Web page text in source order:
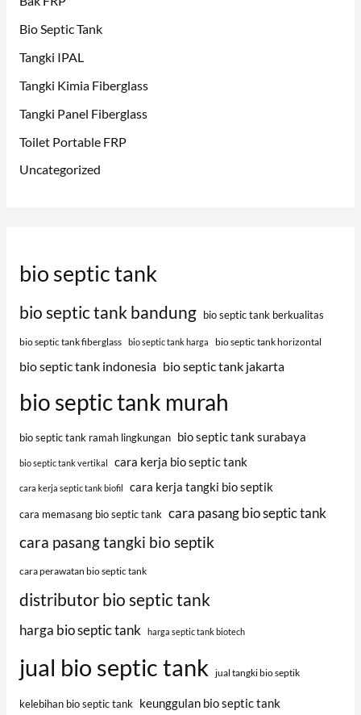
Bio Septic Tank
Tangki IPAL
Tangki Kimia Fiberglass
Tangki Panel Fiberglass
Toilet Portable FRP
Uncategorized
bio septic tank
bio septic tank bandung bio septic tank berkualitas
bio septic tank fiberglass bio septic tank harga bio septic tank horizontal
bio septic tank indonesia bio septic tank jakarta
bio septic tank murah
bio septic tank ramah lingkungan bio septic tank surabaya
bio septic tank vertikal cara kerja bio septic tank
cara kerja septic tank biofil cara kerja tangki bio septik
cara memasang bio septic tank cara pasang bio septic tank
cara pasang tangki bio septik
cara perawatan bio septic tank
distributor bio septic tank
harga bio septic tank harga septic tank biotech
jual bio septic tank jual tangki bio septik
kelebihan bio septic tank keunggulan bio septic tank